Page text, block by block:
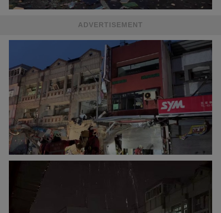
ADVERTISEMENT